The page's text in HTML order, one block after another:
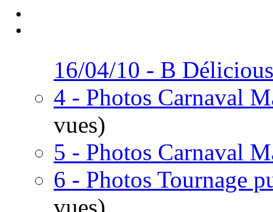
16/04/10 - B
4 - Photos Carnaval
vues)
5 - Photos Carnaval
6 - Photos Tournage